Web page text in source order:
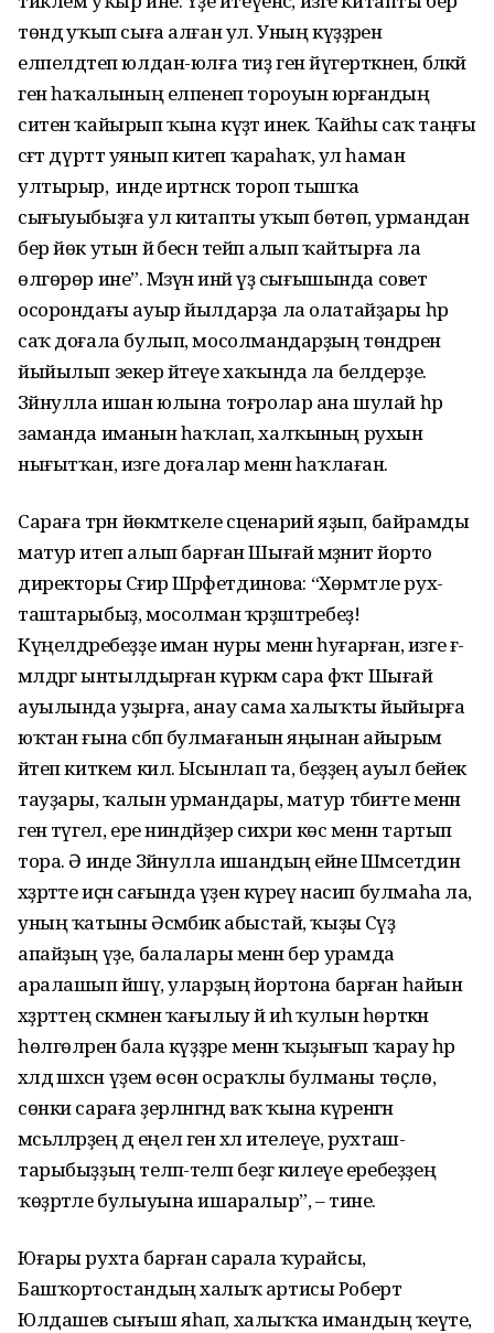
төндә уҡып сыға алған ул. Уның күҙҙәрен
елпелдәтеп юлдан-юлға тиҙ генә йүгерткәнен, бәләкәй
генә һаҡалының елпенеп тороуын юрғандың
ситен ҡайырып ҡына күҙәтә инек. Ҡайһы саҡ таңғы
сәғәт дүрттә уянып китеп ҡараһаҡ, ул һаман
ултырыр, ә инде иртәнсәк тороп тышҡа
сығыуыбыҙға ул китапты уҡып бөтөп, урмандан
бер йөк утын йә бесән тейәп алып ҡайтырға ла
өлгөрөр ине”. Мә­зүнә инәй үҙ сығышында совет
осорондағы ауыр йылдарҙа ла олатайҙары һәр
саҡ доғала булып, мосолмандарҙың төндә­рен
йыйылып зекер әйтеүе хаҡында ла белдерҙе.
Зәйнулла ишан юлына тоғролар ана шулай һәр
заманда иманын һаҡ­лап, хал­ҡының рухын
нығыт­ҡан, изге доғалар менән һаҡлаған.
Сараға тәрән йөкмәткеле сценарий яҙып, байрамды
матур итеп алып барған Шығай мәҙә­ниәт йорто
директоры Сәғирә Шәрәфетдинова: “Хөрмәтле рух­
таштарыбыҙ, мосолман ҡәрҙәш­тәребеҙ!
Күңелдәребеҙҙе иман нуры менән һуғарған, изге ғә­
мәлдәргә ынтылдырған күркәм сара фәҡәт Шығай
ауылында уҙырға, анау сама халыҡты йыйырға
юҡтан ғына сәбәп булмағанын яңынан айырым
әйтеп киткем килә. Ысынлап та, беҙҙең ауыл бейек
тауҙары, ҡалын урмандары, матур тәби­ғәте менән
генә түгел, ере нин­дәйҙер сихри көс менән тартып
тора. Ә инде Зәйнулла ишандың ейәне Шәмсетдин
хәҙрәтте иҫән сағында үҙен күреү насип бул­маһа ла,
уның ҡатыны Әсмәбикә абыстай, ҡыҙы Сәүҙә
апайҙың үҙе, балалары менән бер урамда
аралашып йәшәү, уларҙың йортона барған һайын
хәҙрәттең сәкмәненә ҡағылыу йә иһә ҡулын һөрткән
һөлгөләренә бала күҙҙәре менән ҡыҙығып ҡарау һәр
хәлдә шәхсән үҙем өсөн осраҡлы булманы төҫлө,
сөнки сараға әҙерләнгәндә ваҡ ҡына күренгән
мәсьәләләрҙең дә еңел генә хәл ителеүе, рухташ­
тарыбыҙҙың теләп-теләп беҙгә килеүе еребеҙҙең
ҡөҙрәтле булыуына ишаралыр”, – тине.
Юғары рухта барған сарала ҡурайсы,
Башҡортостандың халыҡ артисы Роберт
Юлдашев сығыш яһап, халыҡҡа имандың ҡеүәте,